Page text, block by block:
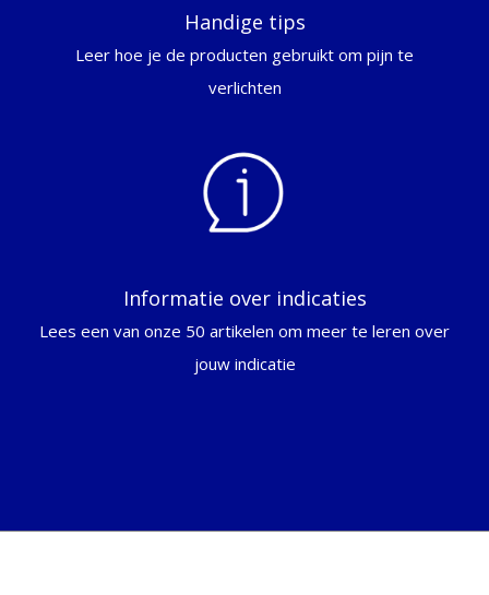
Handige tips
Leer hoe je de producten gebruikt om pijn te
verlichten
Informatie over indicaties
Lees een van onze 50 artikelen om meer te leren over
jouw indicatie